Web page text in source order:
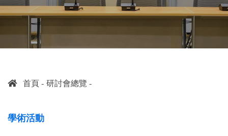
首頁 研討會總覽
學術活動